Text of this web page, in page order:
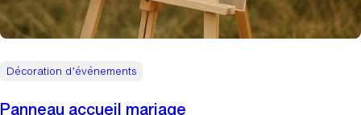
Décoration d’événements
Panneau accueil mariage